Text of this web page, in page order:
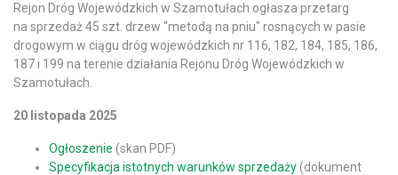
Rejon Dróg Wojewódzkich w Szamotułach ogłasza przetarg
na sprzedaż 45 szt. drzew "metodą na pniu" rosnących w pasie
drogowym w ciągu dróg wojewódzkich nr 116, 182, 184, 185, 186,
187 i 199 na terenie działania Rejonu Dróg Wojewódzkich w
Szamotułach.
20 listopada 2025
Ogłoszenie (skan PDF)
Specyfikacja istotnych warunków sprzedaży(dokument